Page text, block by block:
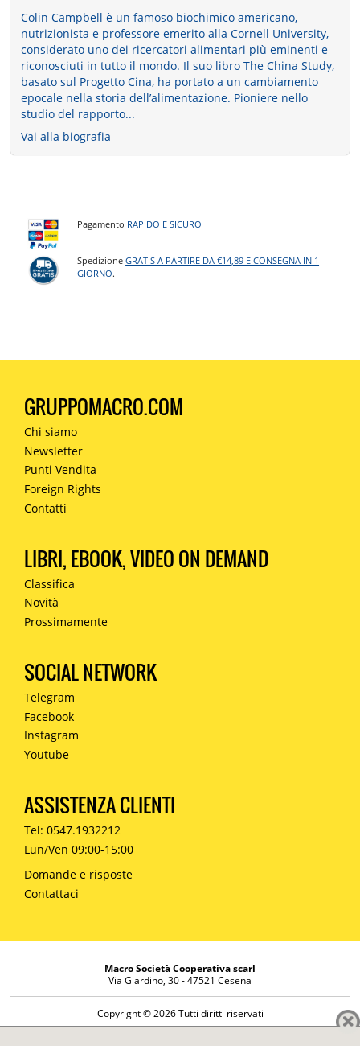
Colin Campbell è un famoso biochimico americano,
nutrizionista e professore emerito alla Cornell University,
considerato uno dei ricercatori alimentari più eminenti e
riconosciuti in tutto il mondo. Il suo libro The China Study,
basato sul Progetto Cina, ha portato a un cambiamento
epocale nella storia dell’alimentazione. Pioniere nello
studio del rapporto...
Vai alla biografia
Pagamento RAPIDO E SICURO
SpedizioneGRATIS A PARTIRE DA €14,89 E CONSEGNA IN 1
GIORNO.
GRUPPOMACRO.COM
Chi siamo
Newsletter
Punti Vendita
Foreign Rights
Contatti
LIBRI, EBOOK, VIDEO ON DEMAND
Classifica
Novità
Prossimamente
SOCIAL NETWORK
Telegram
Facebook
Instagram
Youtube
ASSISTENZA CLIENTI
Tel: 0547.1932212
Lun/Ven 09:00-15:00
Domande e risposte
Contattaci
Macro Società Cooperativa scarl
Via Giardino, 30 - 47521 Cesena
Copyright © 2026 Tutti diritti riservati